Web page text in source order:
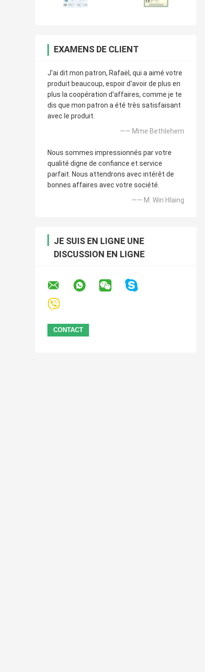
EXAMENS DE CLIENT
J'ai dit mon patron, Rafaël, qui a aimé votre
produit beaucoup, espoir d'avoir de plus en
plus la coopération d'affaires, comme je te
dis que mon patron a été très satisfaisant
avec le produit.
—— Mme Bethlehem
Nous sommes impressionnés par votre
qualité digne de confiance et service
parfait. Nous attendrons avec intérêt de
bonnes affaires avec votre société.
—— M. Win Hlaing
JE SUIS EN LIGNE UNE
DISCUSSION EN LIGNE